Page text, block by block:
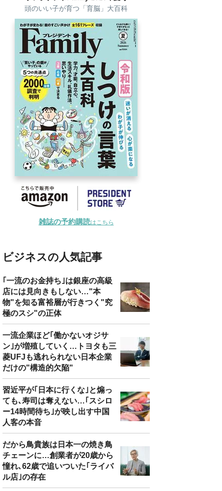
頭のいい子が育つ「育脳」大百科
雑誌の予約購読はこちら
ビジネスの人気記事
｢一流のお金持ち｣は銀座の高級
店には見向きもしない…"本
物"を知る富裕層が行きつく"究
極のスシ"の正体
一流企業ほど｢働かないオジサ
ン｣が増殖していく…トヨタも三
菱UFJも逃れられない日本企業
だけの"構造的欠陥"
習近平が｢日本に行くな｣と煽っ
ても､寿司は奪えない…｢スシロ
ー14時間待ち｣が映し出す中国
人客の本音
だから鳥貴族は日本一の焼き鳥
チェーンに…創業者が20歳から
憧れ､62歳で追いついた｢ライバ
ル店｣の存在